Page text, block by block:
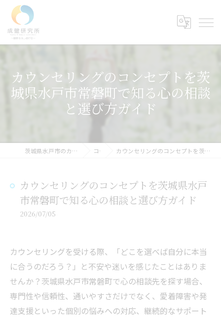
カウンセリングのコンセプトを茨
城県水戸市常磐町で知る心の相談
と選び方ガイド
茨城県水戸市のカウンセリングなら成健研究所 コラム カウンセリングのコンセプトを茨城県水戸市常磐町で知る心の相談と選び方ガイド
カウンセリングのコンセプトを茨城県水戸
市常磐町で知る心の相談と選び方ガイド
2026/07/05
カウンセリングを受ける際、「どこを選べば自分に本当
に合うのだろう？」と不安や迷いを感じたことはありま
せんか？茨城県水戸市常磐町で心の相談先を探す場合、
専門性や信頼性、通いやすさだけでなく、愛着障害や発
達支援といった個別の悩みへの対応、継続的なサポート